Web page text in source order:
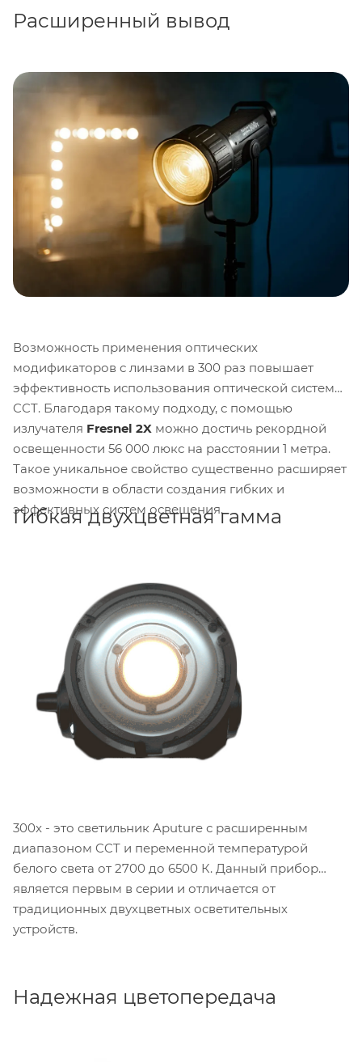
Расширенный вывод
Возможность применения оптических
модификаторов с линзами в 300 раз повышает
эффективность использования оптической системы
CCT. Благодаря такому подходу, с помощью
излучателя Fresnel 2X можно достичь рекордной
освещенности 56 000 люкс на расстоянии 1 метра.
Такое уникальное свойство существенно расширяет
возможности в области создания гибких и
эффективных систем освещения.
Гибкая двухцветная гамма
300x - это светильник Aputure с расширенным
диапазоном CCT и переменной температурой
белого света от 2700 до 6500 К. Данный прибор
является первым в серии и отличается от
традиционных двухцветных осветительных
устройств.
Надежная цветопередача